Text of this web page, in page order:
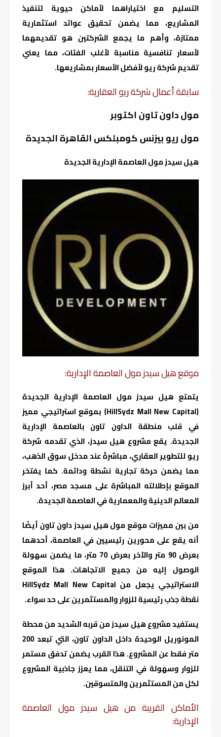
التسليم مع اختياراهما لأماكن حيوية لتنفيذ
المشاريع، مما يضمن تحقيق عوائد استثمارية
ممتازة، وأهم ما يجمع الشركتين هو تقديمهما
لأسعار تنافسية مناسبة لأغلب الفئات، مما يعني
تقديم شركة ريو لأفضل الأسعار بمشاريعها.
سابقة أعمال شركة ريو العقارية:
مول داون تاون اكتوبر
مول ريو بيزنس كومبلكس القاهرة الجديدة
هيل سيدز مول العاصمة الإدارية الجديدة
موقع هيل سيدز مول العاصمة الإدارية:
يتمتع هيل سيدز مول العاصمة الإدارية الجديدة
(HillSydz Mall New Capital) بموقع استراتيجي مميز
في قلب منطقة الداون تاون بالعاصمة الإدارية
الجديدة. يقع مشروع هيل سيدز، الذي تقدمه شركة
ريو للتطوير العقاري، مباشرةً عند مدخل سوق الذهب،
مما يضمن حركة تجارية نشطة ودائمة. كما يفتخر
الموقع بإطلالته المباشرة على مسجد مصر، أحد أبرز
المعالم الدينية والمعمارية في العاصمة الجديدة.
من بين مميزات موقع مول هيل سيدز داون تاون أيضًا
أنه يقع على محورين رئيسيين في العاصمة، أحدهما
بعرض 90 متر والآخر بعرض 70 متر، ما يضمن سهولة
الوصول إليه من جميع الاتجاهات. هذا الموقع
الاستراتيجي يجعل من HillSydz Mall New Capital
نقطة جذب رئيسية للزوار والمستثمرين على حد سواء.
يستفيد مشروع هيل سيدز من قربه الشديد من محطة
المونوريل الوحيدة داخل الداون تاون، التي تبعد 200
متر فقط عن المشروع. هذا القرب يضمن تدفق مستمر
للزوار وسهولة في التنقل، مما يعزز جاذبية المشروع
لكل من المستثمرين والمتسوقين.
الأماكن القريبة من هيل سيدز مول العاصمة
الإدارية: